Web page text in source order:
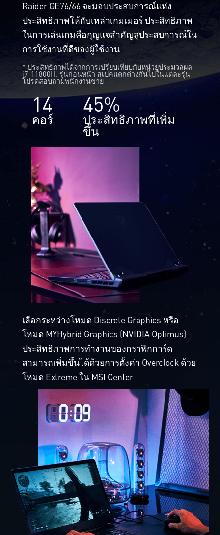
Raider GE76/66 จะมอบประสบการณ์แห่ง
ประสิทธิภาพให้กับเหล่าเกมเมอร์ ประสิทธิภาพ
ในการเล่นเกมคือกุญแจสำคัญสู่ประสบการณ์ใน
การใช้งานที่ดีของผู้ใช้งาน
* ประสิทธิภาพได้จากการเปรียบเทียบกับหน่วยประมวลผล
i7-11800H. รุ่นก่อนหน้า สเปคแตกต่างกันไปในแต่ละรุ่น
โปรดสอบถามพนักงานขาย
14
คอร์
45%
ประสิทธิภาพที่เพิ่ม
ขึ้น
เลือกระหว่างโหมด Discrete Graphics หรือ
โหมด MYHybrid Graphics (NVIDIA Optimus)
ประสิทธิภาพการทำงานของกราฟิกการ์ด
สามารถเพิ่มขึ้นได้ด้วยการตั้งค่า Overclock ด้วย
โหมด Extreme ใน MSI Center